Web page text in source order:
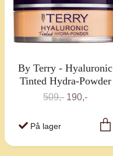
By Terry - Hyaluronic
Tinted Hydra-Powder
509,- 190,-
På lager